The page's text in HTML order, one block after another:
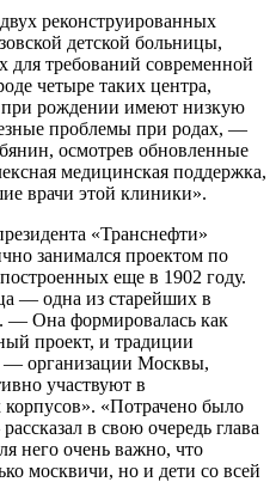
реконструированных
детской больницы,
требований современной
четыре таких центра,
при рождении имеют низкую
проблемы при родах, —
осмотрев обновленные
медицинская поддержка,
врачи этой клиники».
«Транснефти»
занимался проектом по
еще в 1902 году.
— одна из старейших в
Она формировалась как
проект, и традиции
— организации Москвы,
участвуют в
корпусов». «Потрачено было
в свою очередь глава
него очень важно, что
москвичи, но и дети со всей